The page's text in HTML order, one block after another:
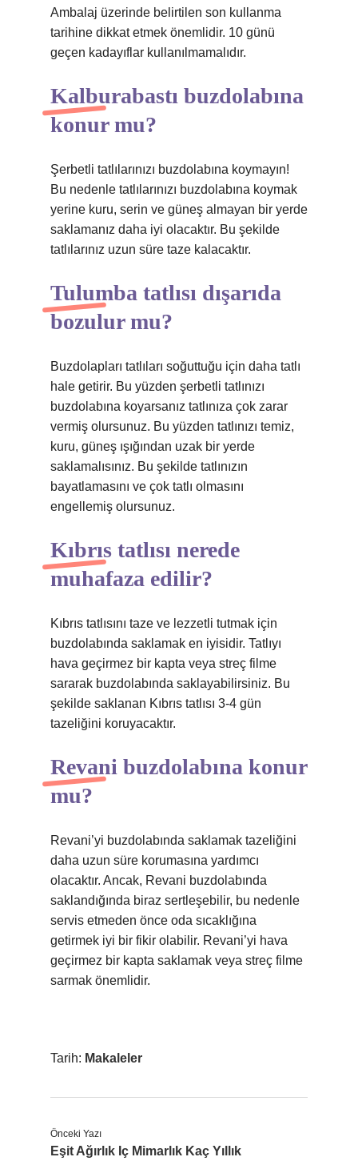
Ambalaj üzerinde belirtilen son kullanma
tarihine dikkat etmek önemlidir. 10 günü
geçen kadayıflar kullanılmamalıdır.
Kalburabastı buzdolabına
konur mu?
Şerbetli tatlılarınızı buzdolabına koymayın!
Bu nedenle tatlılarınızı buzdolabına koymak
yerine kuru, serin ve güneş almayan bir yerde
saklamanız daha iyi olacaktır. Bu şekilde
tatlılarınız uzun süre taze kalacaktır.
Tulumba tatlısı dışarıda
bozulur mu?
Buzdolapları tatlıları soğuttuğu için daha tatlı
hale getirir. Bu yüzden şerbetli tatlınızı
buzdolabına koyarsanız tatlınıza çok zarar
vermiş olursunuz. Bu yüzden tatlınızı temiz,
kuru, güneş ışığından uzak bir yerde
saklamalısınız. Bu şekilde tatlınızın
bayatlamasını ve çok tatlı olmasını
engellemiş olursunuz.
Kıbrıs tatlısı nerede
muhafaza edilir?
Kıbrıs tatlısını taze ve lezzetli tutmak için
buzdolabında saklamak en iyisidir. Tatlıyı
hava geçirmez bir kapta veya streç filme
sararak buzdolabında saklayabilirsiniz. Bu
şekilde saklanan Kıbrıs tatlısı 3-4 gün
tazeliğini koruyacaktır.
Revani buzdolabına konur
mu?
Revani’yi buzdolabında saklamak tazeliğini
daha uzun süre korumasına yardımcı
olacaktır. Ancak, Revani buzdolabında
saklandığında biraz sertleşebilir, bu nedenle
servis etmeden önce oda sıcaklığına
getirmek iyi bir fikir olabilir. Revani’yi hava
geçirmez bir kapta saklamak veya streç filme
sarmak önemlidir.
Tarih: Makaleler
Önceki Yazı
Eşit Ağırlık Iç Mimarlık Kaç Yıllık